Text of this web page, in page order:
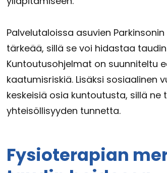
Palvelutaloissa asuvien
tärkeää, sillä se voi hidastaa
Kuntoutusohjelmat on suunniteltu
kaatumisriskiä. Lisäksi
keskeisiä osia kuntoutusta, sillä
yhteisöllisyyden tunnetta.
Fysioterapian